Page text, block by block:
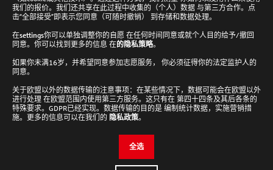
顶
部
Analytik Jena 新闻通讯
接收新闻通讯
Cookie设置
我们的报价。我们还共享在此过程中收集的（个人）数据 与第三方合作。点
击“全部接受”即表示您同意（可随时撤销） 到存储和数据处理。
在settings你可以单独调整你的自愿 在任何时间同意或就个人目的给予/撤回
同意。你可以找到更多的信息 在的隐私策略。
如果你未满16岁，并希望同意参加志愿服务， 你必须征得你的法定监护人的
同意。
关于欧盟以外的数据传输的注意事项：在某些情况下，数据可能会在欧盟以外
进行处理 在欧盟范围内使用第三方服务。这只有在 第四十四条及其后各条的
特殊要求。GDPR已经实现。数据传输的目的是 编制统计数据，实施营销措
施。更多的信息可以在我们的 隐私政策。
全选